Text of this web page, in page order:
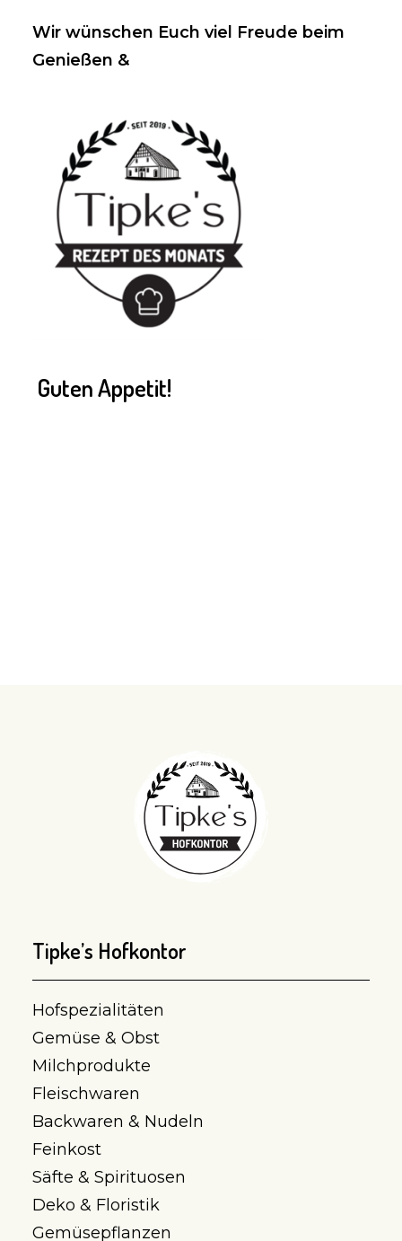
Wir wünschen Euch viel Freude beim
Genießen &
Guten Appetit!
Tipke’s Hofkontor
Hofspezialitäten
Gemüse & Obst
Milchprodukte
Fleischwaren
Backwaren & Nudeln
Feinkost
Säfte & Spirituosen
Deko & Floristik
Gemüsepflanzen